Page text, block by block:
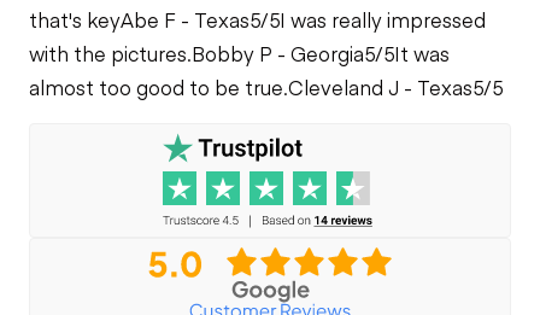
Cooling System
Leaks
that's keyAbe F - Texas5/5I was really impressed
with the pictures.Bobby P - Georgia5/5It was
almost too good to be true.Cleveland J - Texas5/5